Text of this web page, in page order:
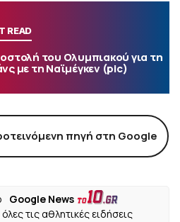
READ
του Ολυμπιακού για τη
με τη Ναϊμέγκεν (pic)
πηγή στη Google
Google News
τις αθλητικές ειδήσεις